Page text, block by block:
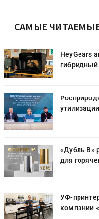
САМЫЕ
HeyGears
«Дубль В»
для
УФ-
компании